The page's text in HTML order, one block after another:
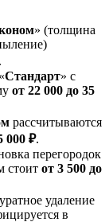
» (толщина
Стандарт» с
от 22 000 до 35
рассчитываются
000 ₽.
перегородок
стоит от 3 500 до
удаление
в